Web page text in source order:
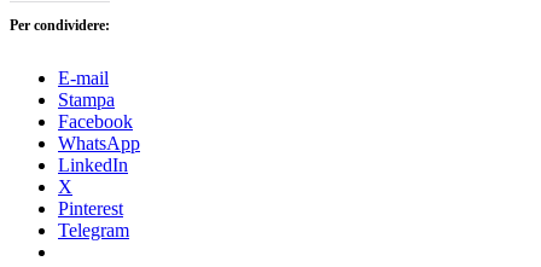
Per condividere:
E-mail
Stampa
Facebook
WhatsApp
LinkedIn
X
Pinterest
Telegram